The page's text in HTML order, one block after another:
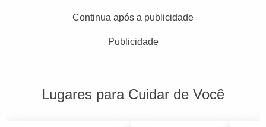
Continua após a publicidade
Publicidade
Lugares para Cuidar de Você